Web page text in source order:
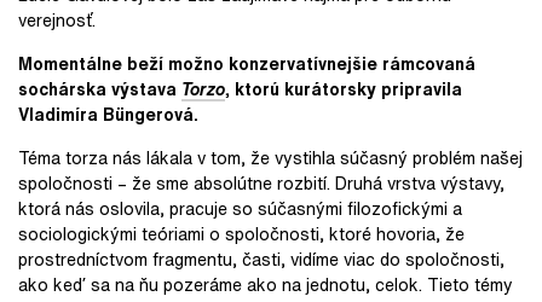
verejnosť.
Momentálne beží možno konzervatívnejšie rámcovaná
sochárska výstava Torzo, ktorú kurátorsky pripravila
Vladimíra Büngerová.
Téma torza nás lákala v tom, že vystihla súčasný problém našej
spoločnosti – že sme absolútne rozbití. Druhá vrstva výstavy,
ktorá nás oslovila, pracuje so súčasnými filozofickými a
sociologickými teóriami o spoločnosti, ktoré hovoria, že
prostredníctvom fragmentu, časti, vidíme viac do spoločnosti,
ako keď sa na ňu pozeráme ako na jednotu, celok. Tieto témy